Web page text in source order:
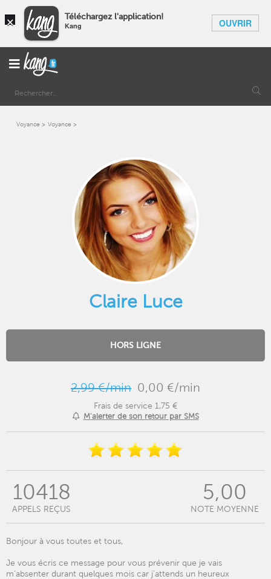
× Téléchargez l'application!
Kang OUVRIR
Voyance Voyance
Claire Luce
HORS LIGNE
2,99 €/min 0,00 €/min
Frais de service 1,75 €
M'alerter de son retour par SMS
10418
APPELS REÇUS
5,00
NOTE MOYENNE
Bonjour à vous toutes et tous,
Je vous écris ce message pour vous prévenir que je vais
m’absenter durant quelques mois car j’attends un heureux